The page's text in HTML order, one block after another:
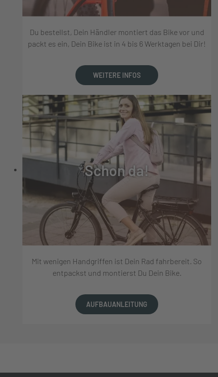
Du bestellst, Dein Händler montiert das Bike vor und
packt es ein, Dein Bike ist in 4 bis 6 Werktagen bei Dir!
WEITERE INFOS
Schon da!
Mit wenigen Handgriffen ist Dein Rad fahrbereit. So
entpackst und montierst Du Dein Bike.
AUFBAUANLEITUNG